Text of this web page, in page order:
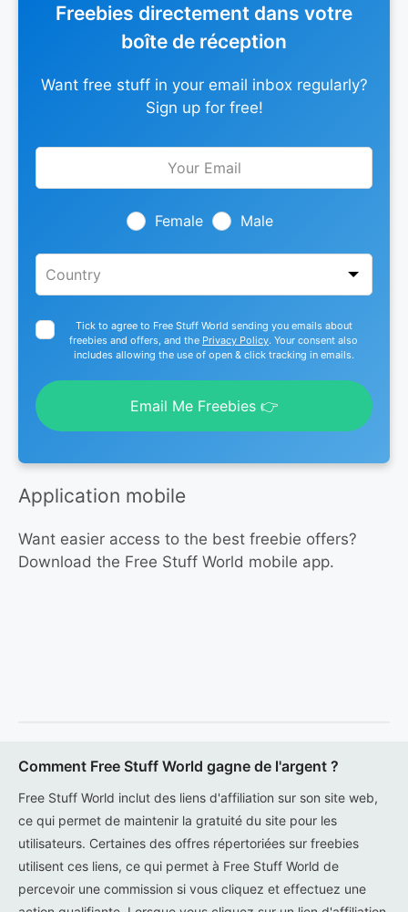
Freebies directement dans votre
boîte de réception
Want free stuff in your email inbox regularly?
Sign up for free!
Leave
Female Male
Tick to agree to Free Stuff World sending you emails about
freebies and offers, and the Privacy Policy. Your consent also
includes allowing the use of open & click tracking in emails.
Email Me Freebies 👉
Application mobile
Want easier access to the best freebie offers?
Download the Free Stuff World mobile app.
Comment Free Stuff World gagne de l'argent ?
Free Stuff World inclut des liens d'affiliation sur son site web,
ce qui permet de maintenir la gratuité du site pour les
utilisateurs. Certaines des offres répertoriées sur freebies
utilisent ces liens, ce qui permet à Free Stuff World de
percevoir une commission si vous cliquez et effectuez une